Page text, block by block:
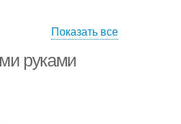
Показать все
руками